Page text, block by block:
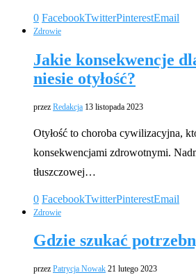
0 FacebookTwitterPinterestEmail
Zdrowie
Jakie konsekwencje
niesie otyłość?
przez Redakcja 13 listopada 2023
Otyłość to choroba cywilizacyjna,
konsekwencjami zdrowotnymi.
tłuszczowej…
0 FacebookTwitterPinterestEmail
Zdrowie
Gdzie szukać
przez Patrycja Nowak 21 lutego 2023